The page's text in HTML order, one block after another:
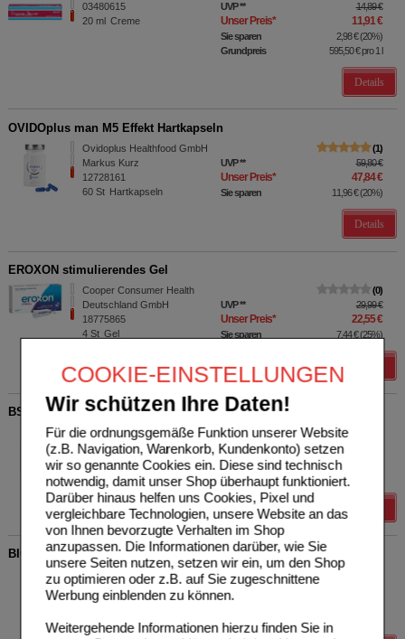
COOKIE-EINSTELLUNGEN
Wir schützen Ihre Daten!
Für die ordnungsgemäße Funktion unserer Website
(z.B. Navigation, Warenkorb, Kundenkonto) setzen
wir so genannte Cookies ein. Diese sind technisch
notwendig, damit unser Shop überhaupt funktioniert.
Darüber hinaus helfen uns Cookies, Pixel und
vergleichbare Technologien, unsere Website an das
von Ihnen bevorzugte Verhalten im Shop
anzupassen. Die Informationen darüber, wie Sie
unsere Seiten nutzen, setzen wir ein, um den Shop
zu optimieren oder z.B. auf Sie zugeschnittene
Werbung einblenden zu können.
Weitergehende Informationen hierzu finden Sie in
03480615
20 ml Creme
UVP** 14,89 €
Unser Preis* 11,91 €
Sie sparen 2,98 €(20%)
Grundpreis
595,50 €pro 1 l
Details
OVIDOplus man M5 Effekt Hartkapseln
Ovidoplus Healthfood GmbH
Markus Kurz
12728161
60 St Hartkapseln
1
UVP** 59,80 €
Unser Preis* 47,84 €
Sie sparen 11,96 €(20%)
Details
EROXON stimulierendes Gel
Cooper Consumer Health
Deutschland GmbH
18775865
4 St Gel
0
UVP** 29,99 €
Unser Preis* 22,55 €
Sie sparen 7,44 €(25%)
BSF Nutrition 100% Maca 100% vegan Kapseln
BSF Nutrition
16384511
90St Kapseln
UVP**
Unser Preis*
Sie sparen 3,60 €
BIOTANICALS Zink Kapseln
Biotanicals GmbH
16395348
120 St Kapseln
**
Unser Preis